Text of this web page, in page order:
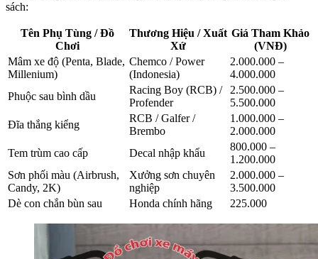
sách:
Tên Phụ Tùng / Đồ
Chơi
Thương Hiệu / Xuất
Xứ
Giá Tham Khảo
(VNĐ)
Mâm xe độ (Penta, Blade,
Millenium)
Chemco / Power
(Indonesia)
2.000.000 –
4.000.000
Phuộc sau bình dầu
Racing Boy (RCB) /
Profender
2.500.000 –
5.500.000
Đĩa thắng kiểng
RCB / Galfer /
Brembo
1.000.000 –
2.000.000
Tem trùm cao cấp
Decal nhập khẩu
800.000 –
1.200.000
Sơn phối màu (Airbrush,
Candy, 2K)
Xưởng sơn chuyên
nghiệp
2.000.000 –
3.500.000
Dè con chắn bùn sau
Honda chính hãng 225.000